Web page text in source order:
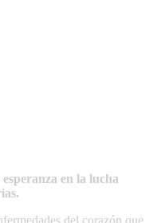
en la lucha
del corazón que